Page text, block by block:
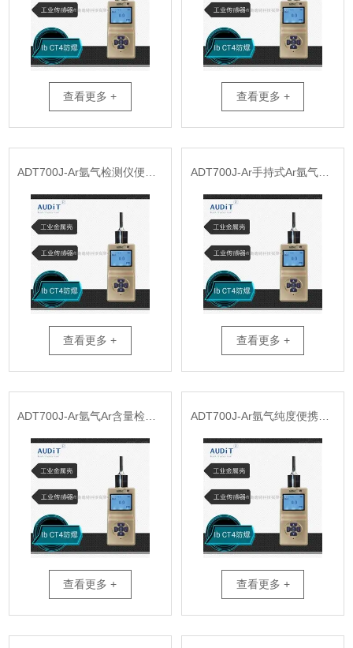
查看更多 + 查看更多 +
ADT700J-Ar氩气检测仪便携式
查看更多 +
ADT700J-Ar手持式Ar氩气泄漏检测仪
查看更多 +
ADT700J-Ar氩气Ar含量检测仪
查看更多 +
ADT700J-Ar氩气纯度便携式测试仪
查看更多 +